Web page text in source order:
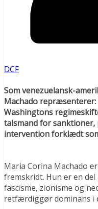
DCF
Som venezuelansk-
Machado
Washingtons
talsmand for
intervention forklædt
Maria Corina Machado
fremskridt. Hun er en
fascisme, zionisme og
retfærdiggør dominans i